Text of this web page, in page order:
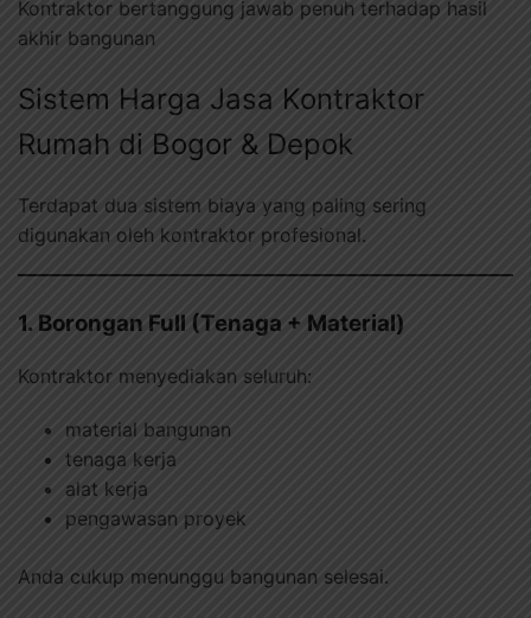
Kontraktor bertanggung jawab penuh terhadap hasil
akhir bangunan
Sistem Harga Jasa Kontraktor
Rumah di Bogor & Depok
Terdapat dua sistem biaya yang paling sering
digunakan oleh kontraktor profesional.
1. Borongan Full (Tenaga + Material)
Kontraktor menyediakan seluruh:
material bangunan
tenaga kerja
alat kerja
pengawasan proyek
Anda cukup menunggu bangunan selesai.